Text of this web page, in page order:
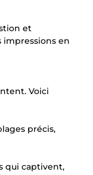
et
impressions en
Voici
précis,
qui captivent,